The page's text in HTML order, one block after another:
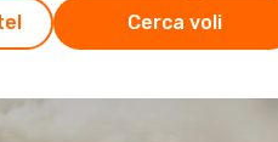
Cerca voli